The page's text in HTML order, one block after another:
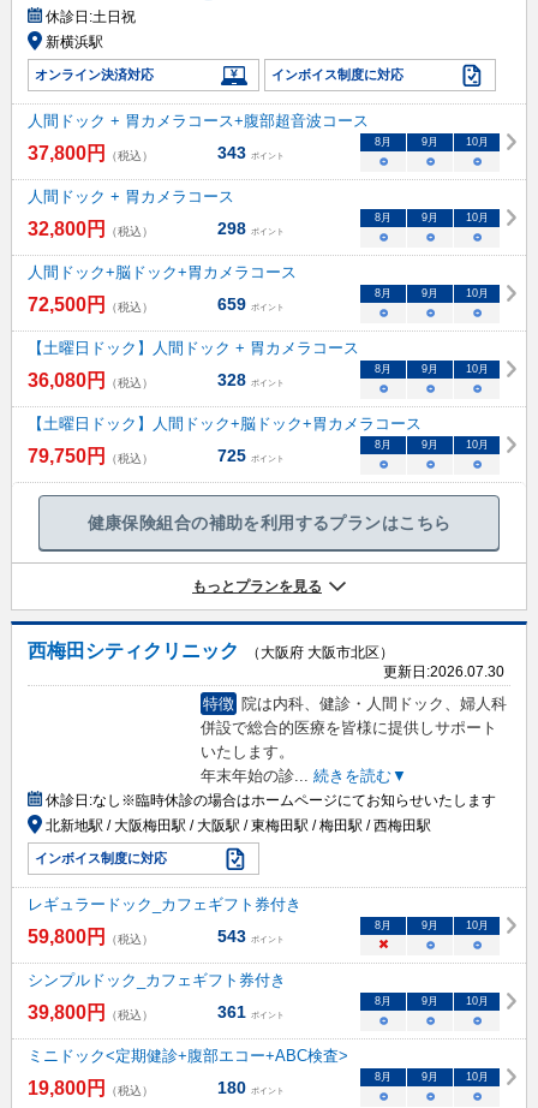
休診日:土日祝
新横浜駅
オンライン決済対応 インボイス制度に対応
人間ドック + 胃カメラコース+腹部超音波コース
37,800円 （税込） 343 ポイント
8月 9月 10月
○ ○ ○
人間ドック + 胃カメラコース
32,800円 （税込） 298 ポイント
8月 9月 10月
○ ○ ○
人間ドック+脳ドック+胃カメラコース
72,500円 （税込） 659 ポイント
8月 9月 10月
○ ○ ○
【土曜日ドック】人間ドック + 胃カメラコース
36,080円 （税込） 328 ポイント
8月 9月 10月
○ ○ ○
【土曜日ドック】人間ドック+脳ドック+胃カメラコース
79,750円 （税込） 725 ポイント
8月 9月 10月
○ ○ ○
健康保険組合の補助を利用するプランはこちら
もっとプランを見る
西梅田シティクリニック
（大阪府 大阪市北区）
更新日:2026.07.30
特徴 院は内科、健診・人間ドック、婦人科
併設で総合的医療を皆様に提供しサポート
いたします。
年末年始の診... 続きを読む▼
休診日:なし※臨時休診の場合はホームページにてお知らせいたします
北新地駅 / 大阪梅田駅 / 大阪駅 / 東梅田駅 / 梅田駅 / 西梅田駅
インボイス制度に対応
レギュラードック_カフェギフト券付き
59,800円 （税込） 543 ポイント
8月 9月 10月
× ○ ○
シンプルドック_カフェギフト券付き
39,800円 （税込） 361 ポイント
8月 9月 10月
○ ○ ○
ミニドック<定期健診+腹部エコー+ABC検査>
19,800円 （税込） 180 ポイント
8月 9月 10月
○ ○ ○